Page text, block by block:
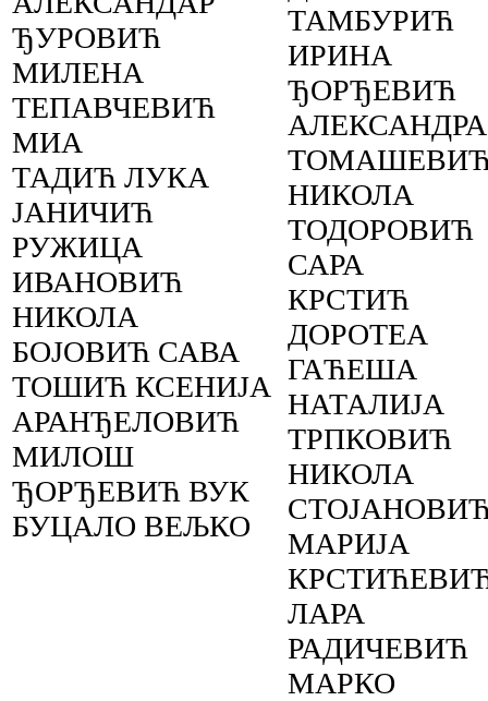
ЂУРОВИЋ
МИЛЕНА
ТЕПАВЧЕВИЋ
МИА
ТАДИЋ ЛУКА
ЈАНИЧИЋ
РУЖИЦА
ИВАНОВИЋ
НИКОЛА
БОЈОВИЋ САВА
ТОШИЋ КСЕНИЈА
АРАНЂЕЛОВИЋ
МИЛОШ
ЂОРЂЕВИЋ ВУК
БУЦАЛО ВЕЉКО
ТАМБУРИЋ
ИРИНА
ЂОРЂЕВИЋ
АЛЕКСАНДРА
НИКОЛА
ТОДОРОВИЋ
САРА
КРСТИЋ
ДОРОТЕА
ГАЋЕША
НАТАЛИЈА
ТРПКОВИЋ
НИКОЛА
МАРИЈА
ЛАРА
РАДИЧЕВИЋ
МАРКО